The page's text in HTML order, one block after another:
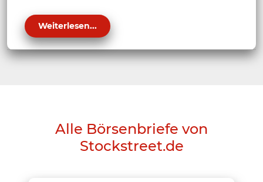
Weiterlesen...
Alle Börsenbriefe von
Stockstreet.de